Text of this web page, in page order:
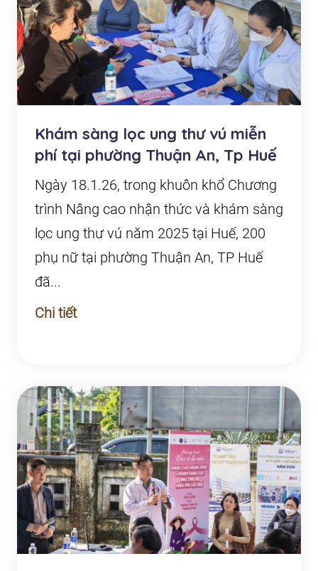
Khám sàng lọc ung thư vú miễn
phí tại phường Thuận An, Tp Huế
Ngày 18.1.26, trong khuôn khổ Chương
trình Nâng cao nhận thức và khám sàng
lọc ung thư vú năm 2025 tại Huế, 200
phụ nữ tại phường Thuận An, TP Huế
đã...
Chi tiết